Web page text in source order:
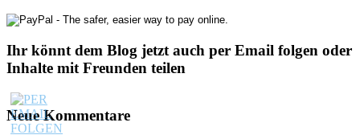
Ihr könnt dem Blog jetzt auch per Email folgen oder
Inhalte mit Freunden teilen
Neue Kommentare